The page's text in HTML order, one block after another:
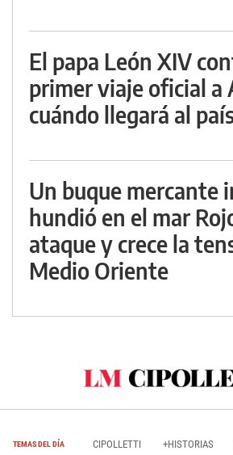
El papa León XIV
primer viaje oficial a
cuándo llegará al
Un buque mercante
hundió en el mar
ataque y crece la
Medio Oriente
TEMAS DEL DÍA CIPOLLETTI +HISTORIAS